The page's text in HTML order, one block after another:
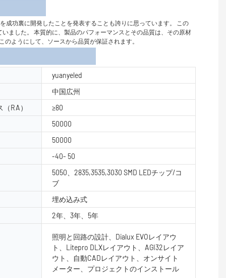
成功裏に開発したことを発表することも誇りに思っています。 この
ました。 本質的に、製品のパフォーマンスとその品質は、その原材
ようにして、ソースから品質が保証されます。
yuanyeled
中国広州
RA）
≥80
50000
50000
-40- 50
5050、2835,3535,3030 SMD LEDチップ/コ
ブ
埋め込み式
2年、3年、5年
照明と回路の設計、Dialux EVOレイアウ
ト、Litepro DLXレイアウト、AGI32レイア
ウト、自動CADレイアウト、オンサイト
メーター、プロジェクトのインストール